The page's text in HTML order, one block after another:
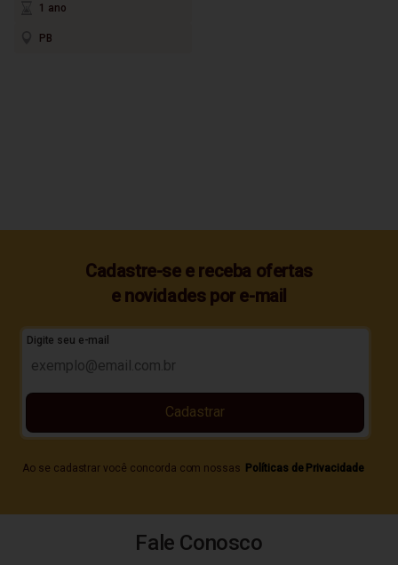
1 ano
PB
Cadastre-se e receba ofertas
e novidades por e-mail
Digite seu e-mail
Ao se cadastrar você concorda com nossas Políticas de Privacidade
Cadastrar
Fale Conosco